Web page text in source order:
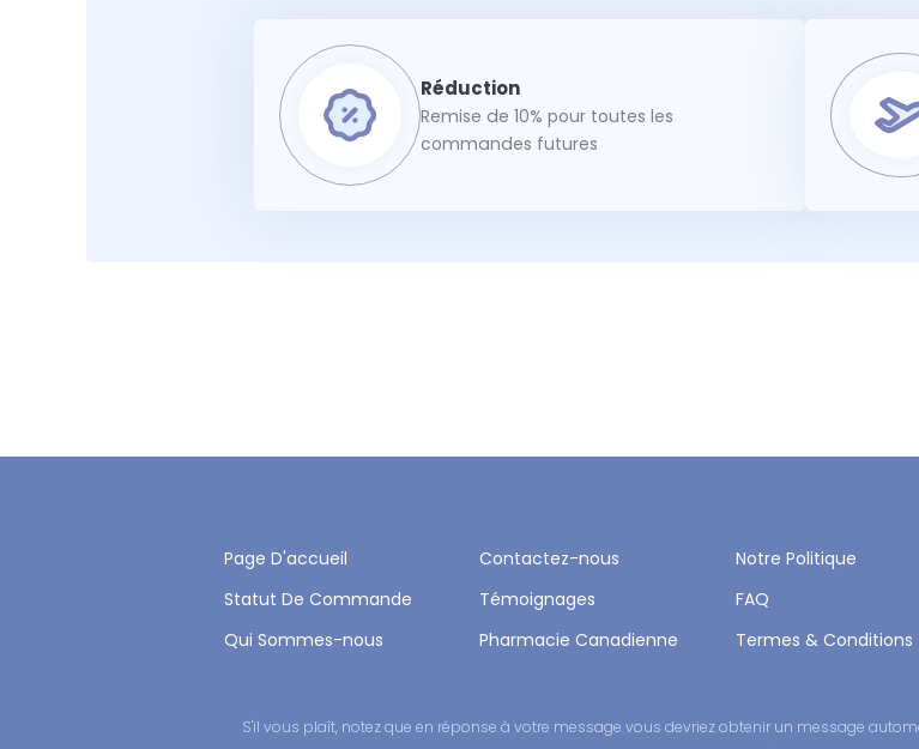
Remise de 10% pour toutes les
commandes futures
Page D'accueil Contactez-nous
Notre Politique
Statut De Commande
Témoignages
FAQ
Qui Sommes-nous
Pharmacie Canadienne Termes & Conditions
S'il vous plaît, notez que en réponse à votre message vous devriez obtenir un message